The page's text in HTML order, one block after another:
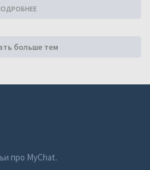
больше тем
про MyChat.